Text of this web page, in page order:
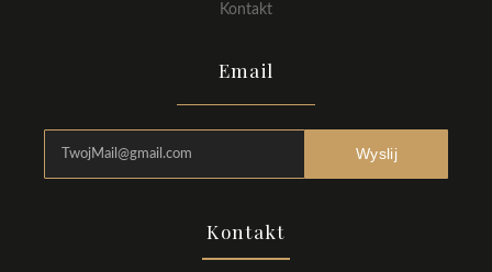
Kontakt
Email
Wyslij
Kontakt